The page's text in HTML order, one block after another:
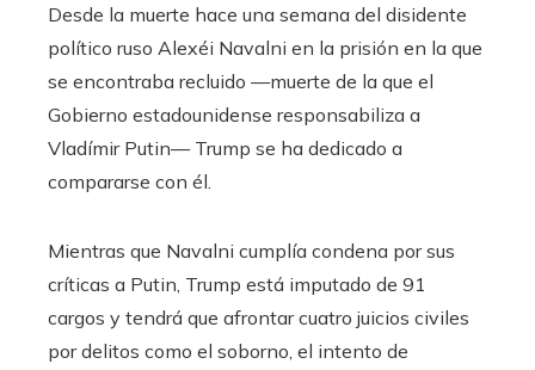
Desde la muerte hace una semana del disidente
político ruso Alexéi Navalni en la prisión en la que
se encontraba recluido —muerte de la que el
Gobierno estadounidense responsabiliza a
Vladímir Putin— Trump se ha dedicado a
compararse con él.
Mientras que Navalni cumplía condena por sus
críticas a Putin, Trump está imputado de 91
cargos y tendrá que afrontar cuatro juicios civiles
por delitos como el soborno, el intento de